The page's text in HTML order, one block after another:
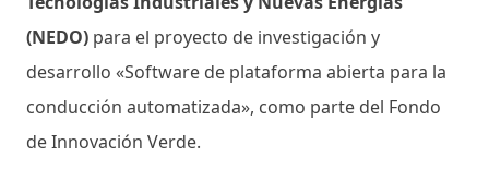
(NEDO) para el proyecto de investigación y
desarrollo «Software de plataforma abierta para la
conducción automatizada», como parte del Fondo
de Innovación Verde.